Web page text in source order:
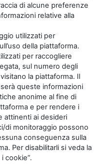
di alcune preferenze
relative alla
utilizzati per
della piattaforma.
per raccogliere
sul numero degli
la piattaforma. Il
queste informazioni
anonime al fine di
e per rendere i
attinenti ai desideri
di monitoraggio possono
conseguenza sulla
Per disabilitarli si veda la
cookie”.